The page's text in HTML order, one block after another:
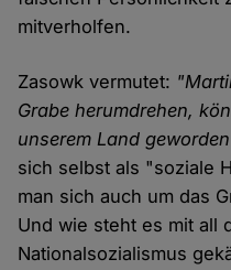
mitverholfen.
Zasowk vermutet:
Grabe herumdrehen,
unserem Land
sich selbst als "soziale
man sich auch um das
Und wie steht es mit all
Nationalsozialismus